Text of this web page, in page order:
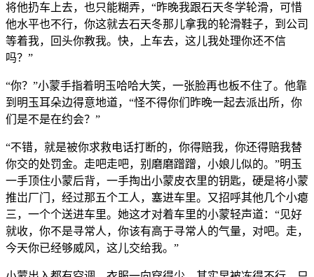
将他扔车上去，也只能糊弄，“昨晚我跟石天冬学轮滑，可惜
他水平也不行，你这就去石天冬那儿拿我的轮滑鞋子，到公司
等着我，回头你教我。快，上车去，这儿我处理你还不信
吗？”
“你？”小蒙手指着明玉哈哈大笑，一张脸再也板不住了。他靠
到明玉耳朵边得意地道，“怪不得你们昨晚一起去派出所，你
们是不是在约会？”
“不错，就是被你求救电话打断的，你得赔我，你还得赔我替
你交的处罚金。走吧走吧，别磨磨蹭蹭，小娘儿似的。”明玉
一手顶住小蒙后背，一手掏出小蒙皮衣里的钥匙，硬是将小蒙
推岀厂门，经过那五个工人，塞进车里。又招呼其他几个小瘪
三，一个个送进车里。她这才对着车里的小蒙轻声道：“见好
就收，你不是寻常人，你该有高于寻常人的气量，对吧。走，
今天你已经够威风，这儿交给我。”